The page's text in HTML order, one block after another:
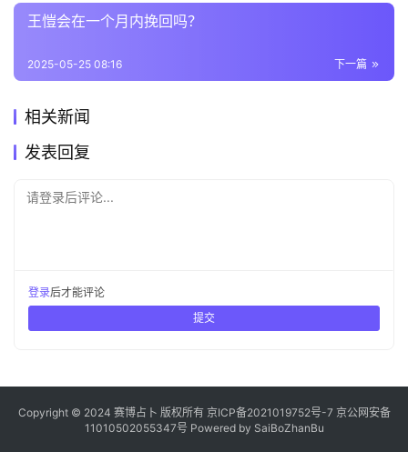
王愷会在一个月内挽回吗？
下一篇
2025-05-25 08:16
相关新闻
发表回复
请登录后评论...
登录后才能评论
提交
Copyright © 2024 赛博占卜 版权所有 京ICP备2021019752号-7 京公网安备
11010502055347号 Powered by SaiBoZhanBu